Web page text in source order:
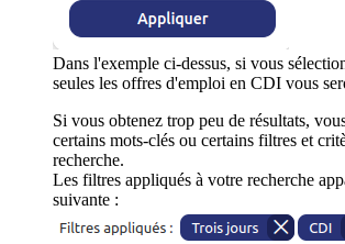
Dans l'exemple ci-dessus, si vous
seules les offres d'emploi en CDI vous
Si vous obtenez trop peu de résultats,
certains mots-clés ou certains filtres et
recherche.
Les filtres appliqués à votre recherche
suivante :